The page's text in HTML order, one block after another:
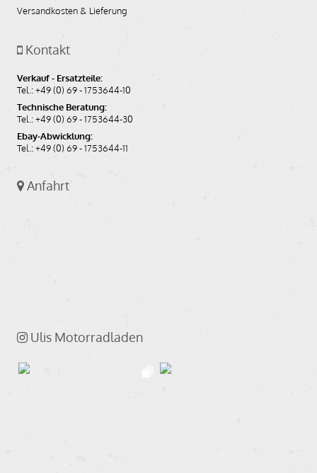
Versandkosten & Lieferung
Kontakt
Verkauf - Ersatzteile:
Tel.: +49 (0) 69 - 1753644-10
Technische Beratung:
Tel.: +49 (0) 69 - 1753644-30
Ebay-Abwicklung:
Tel.: +49 (0) 69 - 1753644-11
Anfahrt
Ulis Motorradladen